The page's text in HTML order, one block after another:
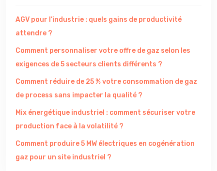
AGV pour l’industrie : quels gains de productivité
attendre ?
Comment personnaliser votre offre de gaz selon les
exigences de 5 secteurs clients différents ?
Comment réduire de 25 % votre consommation de gaz
de process sans impacter la qualité ?
Mix énergétique industriel : comment sécuriser votre
production face à la volatilité ?
Comment produire 5 MW électriques en cogénération
gaz pour un site industriel ?